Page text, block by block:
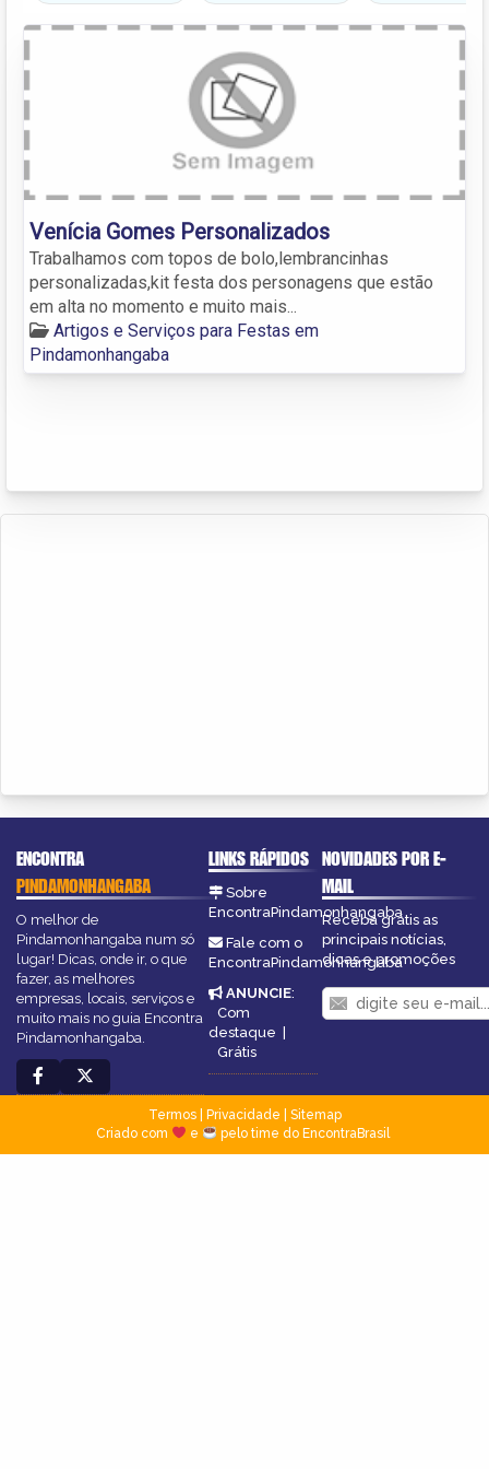
Venícia Gomes Personalizados
Trabalhamos com topos de bolo,lembrancinhas
personalizadas,kit festa dos personagens que estão
em alta no momento e muito mais...
Artigos e Serviços para Festas em
Pindamonhangaba
ENCONTRA
PINDAMONHANGABA
O melhor de
Pindamonhangaba num só
lugar! Dicas, onde ir, o que
fazer, as melhores
empresas, locais, serviços e
muito mais no guia Encontra
Pindamonhangaba.
LINKS RÁPIDOS
Sobre
EncontraPindamonhangaba
Fale com o
EncontraPindamonhangaba
ANUNCIE:
Com
destaque |
Grátis
NOVIDADES POR E-
MAIL
Receba grátis as
principais notícias,
dicas e promoções
Termos| Privacidade
Sitemap
Criado com
e pelo time do EncontraBrasil